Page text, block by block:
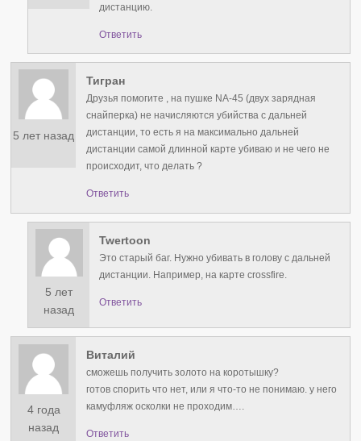
дистанцию.
Ответить
5 лет назад
Тигран
Друзья помогите , на пушке NA-45 (двух зарядная
снайперка) не начисляются убийства с дальней
дистанции, то есть я на максимально дальней
дистанции самой длинной карте убиваю и не чего не
происходит, что делать ?
Ответить
5 лет
назад
Twertoon
Это старый баг. Нужно убивать в голову с дальней
дистанции. Например, на карте crossfire.
Ответить
4 года
назад
Виталий
сможешь получить золото на коротышку?
готов спорить что нет, или я что-то не понимаю. у него
камуфляж осколки не проходим….
Ответить